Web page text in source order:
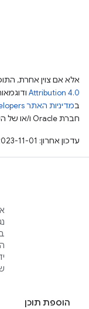
אלא אם צוין אחרת,
Attribution 4.0
במדיניות האתר Google Developers‏
חברת Oracle ו/או של השותפים העצמאיים שלה.
עדכון אחרון: 2023-11-01 (שעון UTC).
הוספת תוכן